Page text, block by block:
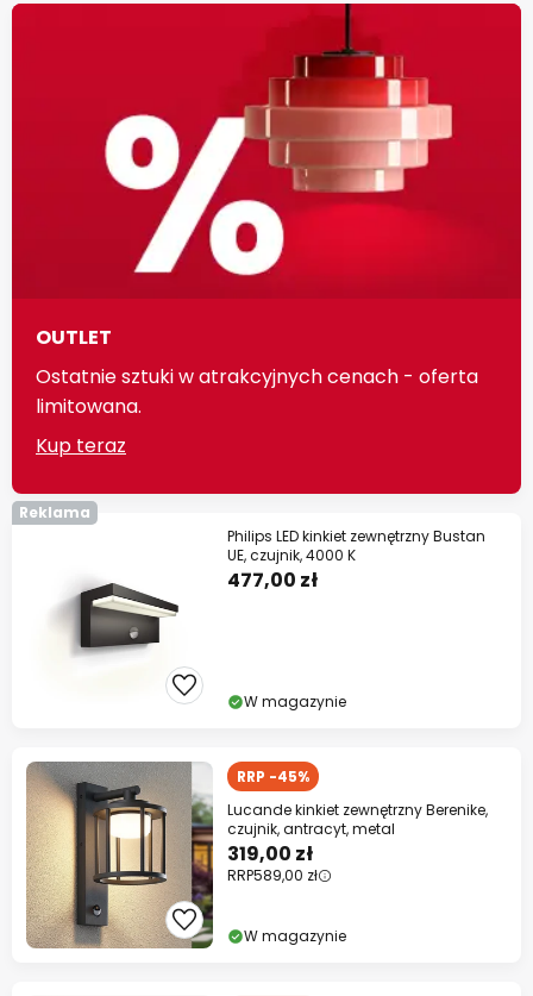
OUTLET
Ostatnie sztuki w atrakcyjnych cenach - oferta
limitowana.
Kup teraz
Reklama
Philips LED kinkiet zewnętrzny Bustan
UE, czujnik, 4000 K
477,00 zł
W magazynie
RRP -45%
Lucande kinkiet zewnętrzny Berenike,
czujnik, antracyt, metal
319,00 zł
RRP589,00 zł
W magazynie